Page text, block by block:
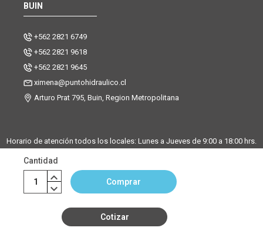
Cantidad
Comprar
Cotizar
BUIN
+562 2821 6749
+562 2821 9618
+562 2821 9645
ximena@puntohidraulico.cl
Arturo Prat 795, Buin, Region Metropolitana
Horario de atención todos los locales: Lunes a Jueves de 9:00 a 18:00 hrs.
Desde octubre hasta febrero, trabajamos los sábados de 9:00 a 13:00
horas en la sucursal Buin. La sucursal de Santiago y Chicureo
permanecerá cerrada los sábados.
©Copyright Punto Hidráulico 2026|Mapa del sitio